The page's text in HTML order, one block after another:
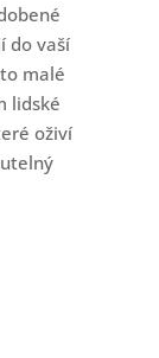
do vaší
malé
lidské
oživí